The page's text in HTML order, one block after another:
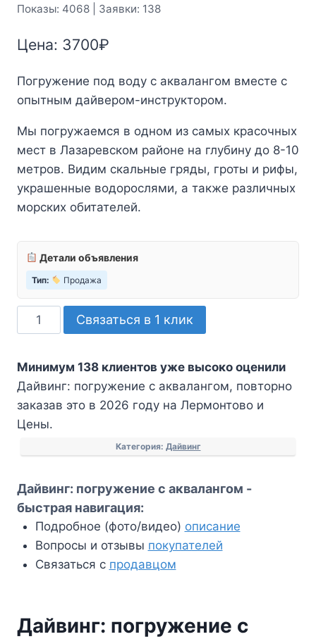
Показы: 4068 | Заявки: 138
Цена: 3700₽
Погружение под воду с аквалангом вместе с
опытным дайвером-инструктором.
Мы погружаемся в одном из самых красочных
мест в Лазаревском районе на глубину до 8-10
метров. Видим скальные гряды, гроты и рифы,
украшенные водорослями, а также различных
морских обитателей.
Детали объявления
Тип: Продажа
Количество
товара
погружение
с
аквалангом
Связаться в 1 клик
Минимум 138 клиентов уже высоко оценили
Дайвинг: погружение с аквалангом, повторно
заказав это в 2026 году на Лермонтово и
Цены.
Категория: Дайвинг
Дайвинг: погружение с аквалангом -
быстрая навигация:
Подробное (фото/видео) описание
Вопросы и отзывы покупателей
Связаться с продавцом
Дайвинг: погружение с